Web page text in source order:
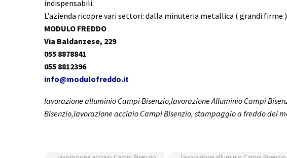
indispensabili.
L’azienda ricopre vari settori: dalla minuteria metallica ( grandi
MODULO FREDDO
Via Baldanzese, 229
055 8878841
055 8812396
info@modulofreddo.it
lavorazione alluminio Campi Bisenzio,lavorazione Alluminio Campi
Bisenzio,lavorazione acciaio Campi Bisenzio, stampaggio a freddo dei